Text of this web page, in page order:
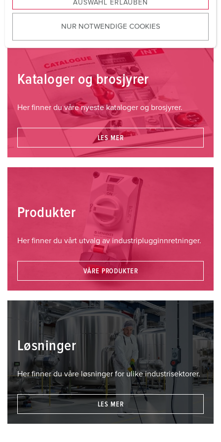
u
w
AUSWAHL ERLAUBEN
NUR NOTWENDIGE COOKIES
KONTAKTPERSON PÅ STEDET
Kataloger og brosjyrer
Her finner du våre nyeste kataloger og brosjyrer.
LES MER
Produkter
Her finner du vårt utvalg av industriplugginnretninger.
VÅRE PRODUKTER
Løsninger
Her finner du våre løsninger for ulike industrisektorer.
LES MER